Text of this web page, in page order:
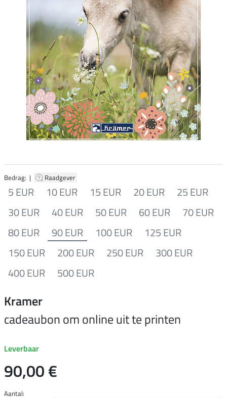
Bedrag: | Raadgever
5 EUR 10 EUR 15 EUR 20 EUR
25 EUR
30 EUR
40 EUR 50 EUR 60 EUR
70 EUR
80 EUR
90 EUR 100 EUR
125 EUR
150 EUR
200 EUR 250 EUR
300 EUR
400 EUR
500 EUR
Kramer
cadeaubon om online uit te printen
Leverbaar
90,00 €
Aantal: